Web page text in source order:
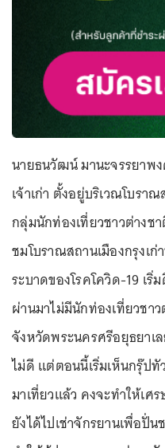
นายธนวัฒน์ มานะจรรยาพง
เจ้าเก่า ตั้งอยู่บริเวณโบรา
กลุ่มนักท่องเที่ยวชาวต่างช
ชมโบราณสถานเมืองกรุงเ
ระบาดของโรคโควิด-19 เ
ผ่านมาไม่มีนักท่องเที่ยวชา
จังหวัดพระนครศรีอยุธยาเ
ไม่ดี แต่ตอนนี้เริ่มเห็นกรุ๊ปทั
มาเที่ยวแล้ว คงจะทำให้เศ
ยังได้ไปเช่าจักรยานเพื่อปั่